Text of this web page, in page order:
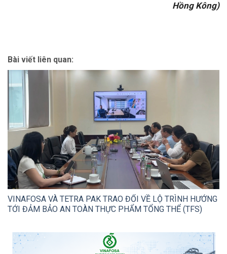
Hồng Kông)
Bài viết liên quan:
VINAFOSA VÀ TETRA PAK TRAO ĐỔI VỀ LỘ TRÌNH HƯỚNG
TỚI ĐẢM BẢO AN TOÀN THỰC PHẨM TỔNG THỂ (TFS)